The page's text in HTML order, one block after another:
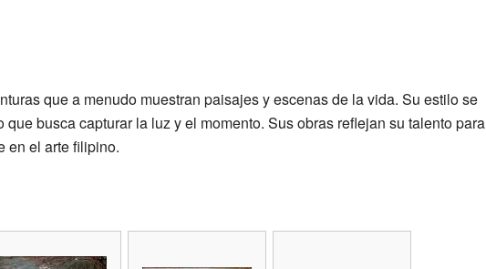
que a menudo muestran paisajes y escenas de la vida. Su estilo se
que busca capturar la luz y el momento. Sus obras reflejan su talento para
en el arte filipino.